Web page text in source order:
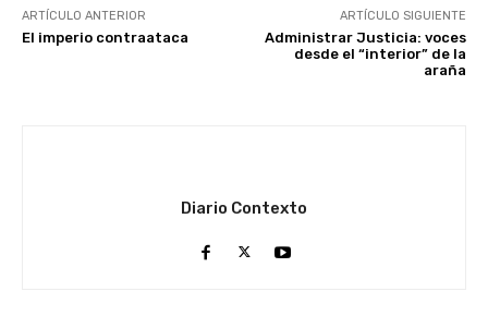
ARTÍCULO ANTERIOR
El imperio contraataca
ARTÍCULO SIGUIENTE
Administrar Justicia: voces
desde el “interior” de la
araña
Diario Contexto